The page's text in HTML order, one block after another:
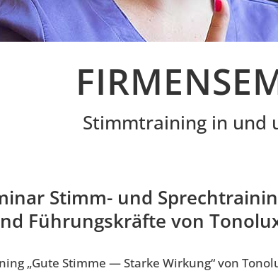
Stimmtraining in und
Stimm- und
Führungskräfte von
„Gute Stimme — Starke Wirkung“ von